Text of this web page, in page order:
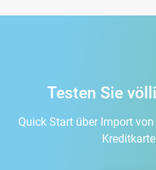
Testen Sie
Quick Start über Import